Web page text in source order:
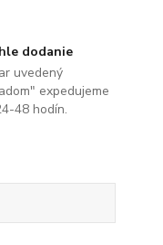
dodanie
uvedený
expedujeme
48 hodín.